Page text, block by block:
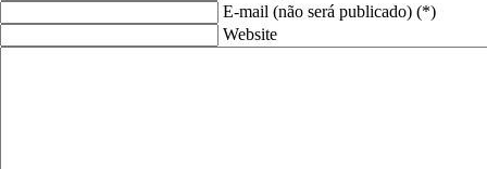
E-mail (não será publicado) (*)
Website